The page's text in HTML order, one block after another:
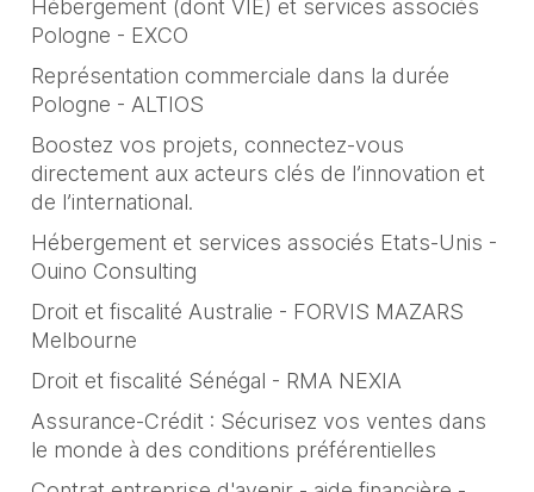
Hébergement (dont VIE) et services associés
Pologne - EXCO
Représentation commerciale dans la durée
Pologne - ALTIOS
Boostez vos projets, connectez-vous
directement aux acteurs clés de l’innovation et
de l’international.
Hébergement et services associés Etats-Unis -
Ouino Consulting
Droit et fiscalité Australie - FORVIS MAZARS
Melbourne
Droit et fiscalité Sénégal - RMA NEXIA
Assurance-Crédit : Sécurisez vos ventes dans
le monde à des conditions préférentielles